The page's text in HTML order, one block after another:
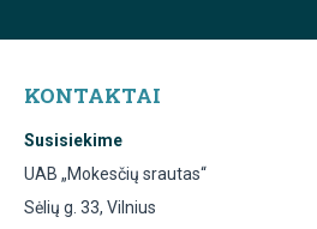
KONTAKTAI
Susisiekime
UAB „Mokesčių srautas“
Sėlių g. 33, Vilnius